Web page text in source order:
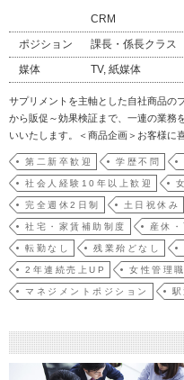
CRM
ポジション
課長・係長クラス
媒体
TV, 紙媒体
サプリメントを主軸とした自社商品の
から販促～効果検証まで、一連の業務
いいたします。＜商品企画＞お客様に
ンド戦略を策定・実行し、研究開発部
＜プロモーション戦略立案＞TVやチ
立案を行い、制作…
第二新卒歓迎 学歴不問
社会人経験10年以上歓迎
完全週休2日制 土日祝休み
社宅・家賃補助制度 産休
転勤なし 残業殆どなし
2年連続売上UP 女性管理
マネジメントポジション